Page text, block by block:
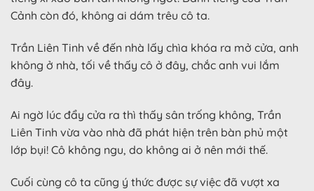
Cảnh còn đó, không ai dám trêu cô ta.
Trần Liên Tinh về đến nhà lấy chìa khóa ra mở cửa, anh
không ở nhà, tối về thấy cô ở đây, chắc anh vui lắm
đây.
Ai ngờ lúc đẩy cửa ra thì thấy sân trống không, Trần
Liên Tinh vừa vào nhà đã phát hiện trên bàn phủ một
lớp bụi! Cô không ngu, do không ai ở nên mới thế.
Cuối cùng cô ta cũng ý thức được sự việc đã vượt xa